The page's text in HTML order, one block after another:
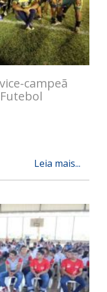
campeã
Leia mais...